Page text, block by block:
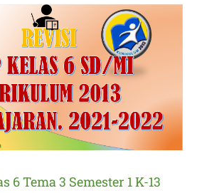
6 Tema 3 Semester 1 K-13